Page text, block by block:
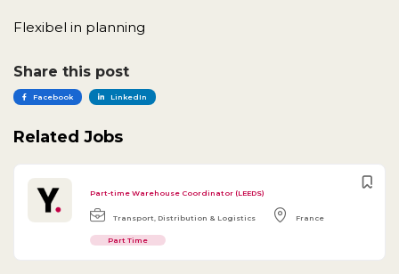
Flexibel in planning
Share this post
Facebook LinkedIn
Related Jobs
Part-time Warehouse Coordinator (LEEDS)
Transport, Distribution & Logistics France
Part Time